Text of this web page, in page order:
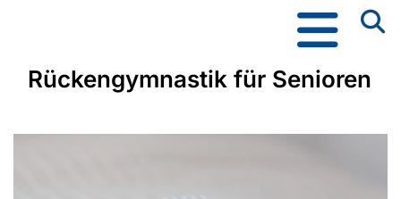
Rückengymnastik für Senioren